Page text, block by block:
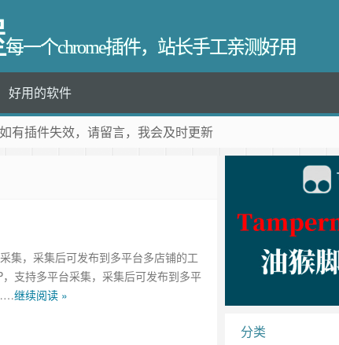
每一个chrome插件，站长手工亲测好用
好用的软件
有插件失效，请留言，我会及时更新
集，采集后可发布到多平台多店铺的工
支持多平台采集，采集后可发布到多平
继续阅读 »
分类